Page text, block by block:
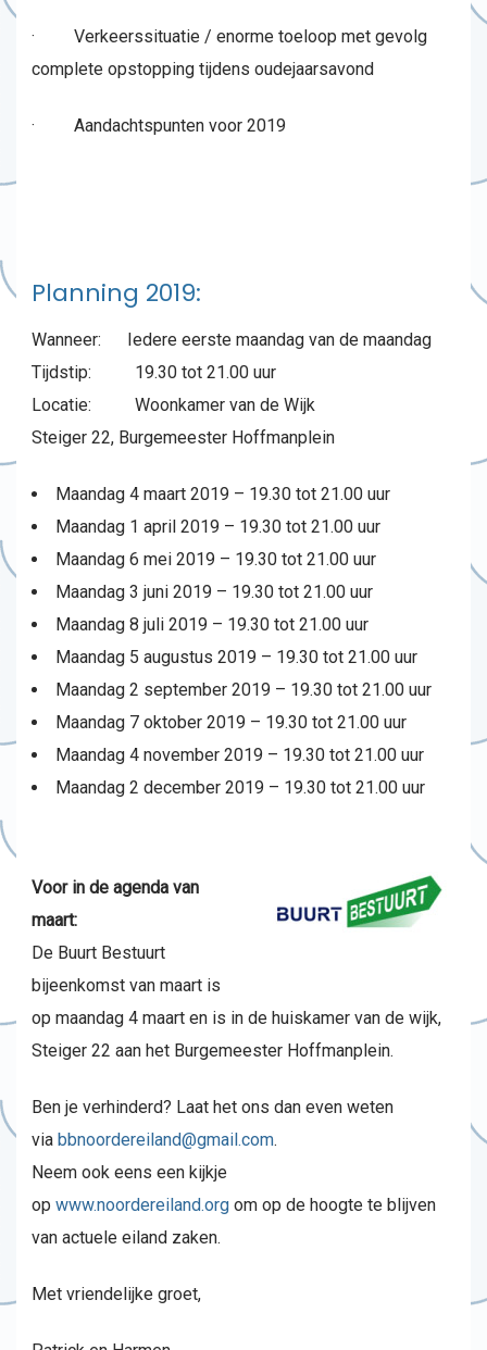
· Verkeerssituatie / enorme toeloop met gevolg
complete opstopping tijdens oudejaarsavond
· Aandachtspunten voor 2019
Planning 2019:
Wanneer: Iedere eerste maandag van de maandag
Tijdstip: 19.30 tot 21.00 uur
Locatie: Woonkamer van de Wijk
Steiger 22, Burgemeester Hoffmanplein
Maandag 4 maart 2019 – 19.30 tot 21.00 uur
Maandag 1 april 2019 – 19.30 tot 21.00 uur
Maandag 6 mei 2019 – 19.30 tot 21.00 uur
Maandag 3 juni 2019 – 19.30 tot 21.00 uur
Maandag 8 juli 2019 – 19.30 tot 21.00 uur
Maandag 5 augustus 2019 – 19.30 tot 21.00 uur
Maandag 2 september 2019 – 19.30 tot 21.00 uur
Maandag 7 oktober 2019 – 19.30 tot 21.00 uur
Maandag 4 november 2019 – 19.30 tot 21.00 uur
Maandag 2 december 2019 – 19.30 tot 21.00 uur
Voor in de agenda van
maart:
De Buurt Bestuurt
bijeenkomst van maart is
op maandag 4 maart en is in de huiskamer van de wijk,
Steiger 22 aan het Burgemeester Hoffmanplein.
Ben je verhinderd? Laat het ons dan even weten
via bbnoordereiland@gmail.com.
Neem ook eens een kijkje
op www.noordereiland.org om op de hoogte te blijven
van actuele eiland zaken.
Met vriendelijke groet,